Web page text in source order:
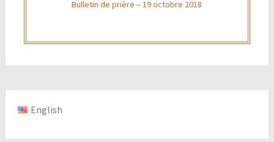
Bulletin de prière – 19 octobre 2018
English